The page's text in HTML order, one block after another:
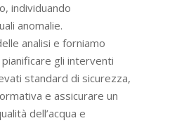
individuando
anomalie.
analisi e forniamo
gli interventi
standard di sicurezza,
e assicurare un
dell’acqua e